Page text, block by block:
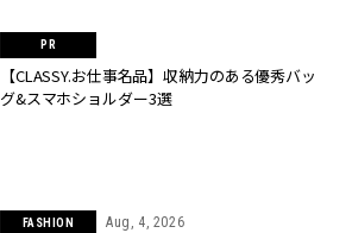
【CLASSY.お仕事名品】収納力のある優秀バッ
グ&スマホショルダー3選
FASHION Aug, 4, 2026